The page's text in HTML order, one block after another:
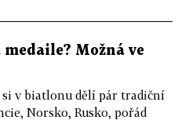
Možná ve
v biatlonu dělí pár tradiční
Norsko, Rusko, pořád